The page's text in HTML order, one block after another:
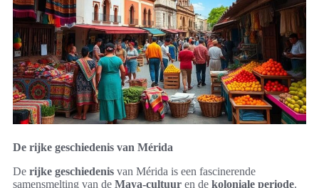
De rijke geschiedenis van Mérida
De rijke geschiedenis van Mérida is een fascinerende
samensmelting van de Maya-cultuur en de koloniale periode.